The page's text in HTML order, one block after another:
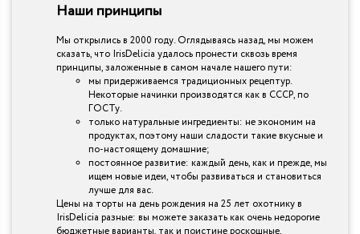
Наши принципы
Мы открылись в 2000 году. Оглядываясь назад, мы можем
сказать, что IrisDelicia удалось пронести сквозь время
принципы, заложенные в самом начале нашего пути:
мы придерживаемся традиционных рецептур.
Некоторые начинки производятся как в СССР, по
ГОСТу.
только натуральные ингредиенты: не экономим на
продуктах, поэтому наши сладости такие вкусные и
по-настоящему домашние;
постоянное развитие: каждый день, как и прежде, мы
ищем новые идеи, чтобы развиваться и становиться
лучше для вас.
Цены на торты на день рождения на 25 лет охотнику в
IrisDelicia разные: вы можете заказать как очень недорогие